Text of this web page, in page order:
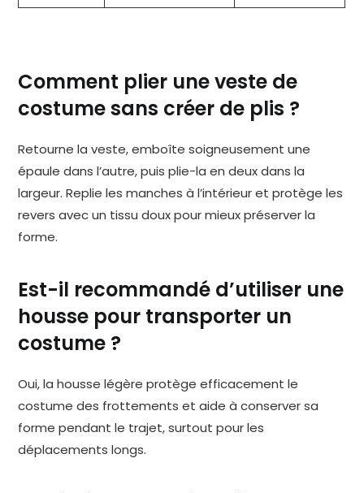
Comment plier une veste de
costume sans créer de plis ?
Retourne la veste, emboîte soigneusement une
épaule dans l’autre, puis plie-la en deux dans la
largeur. Replie les manches à l’intérieur et protège les
revers avec un tissu doux pour mieux préserver la
forme.
Est-il recommandé d’utiliser une
housse pour transporter un
costume ?
Oui, la housse légère protège efficacement le
costume des frottements et aide à conserver sa
forme pendant le trajet, surtout pour les
déplacements longs.